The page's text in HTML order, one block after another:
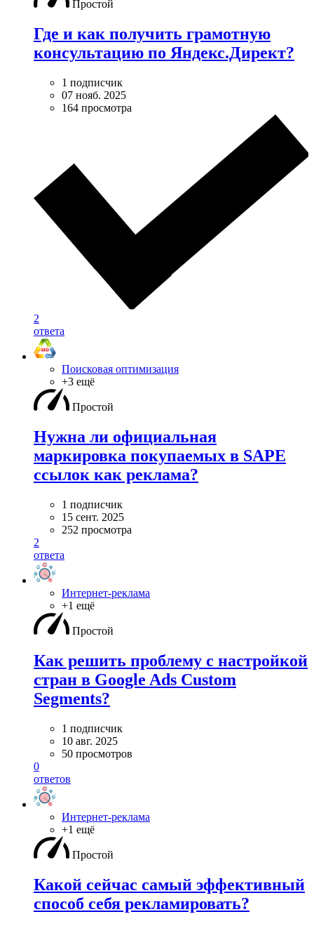
Простой
Где и как получить грамотную
консультацию по Яндекс.Директ?
1 подписчик
07 нояб. 2025
164 просмотра
2
ответа
Поисковая оптимизация
+3 ещё
Простой
Нужна ли официальная
маркировка покупаемых в SAPE
ссылок как реклама?
1 подписчик
15 сент. 2025
252 просмотра
2
ответа
Интернет-реклама
+1 ещё
Простой
Как решить проблему с настройкой
стран в Google Ads Custom
Segments?
1 подписчик
10 авг. 2025
50 просмотров
0
ответов
Интернет-реклама
+1 ещё
Простой
Какой сейчас самый эффективный
способ себя рекламировать?